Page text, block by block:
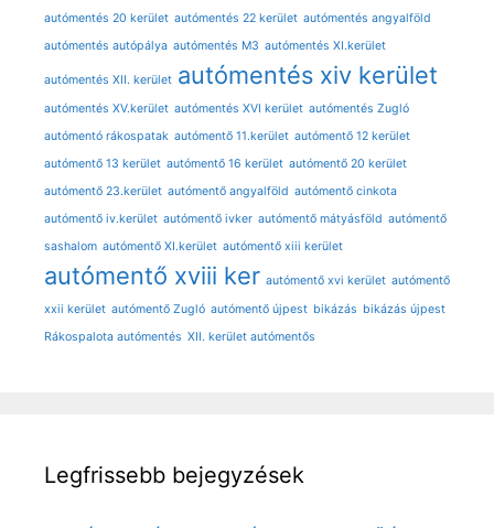
autómentés 20 kerület autómentés 22 kerület autómentés angyalföld
autómentés autópálya autómentés M3 autómentés XI.kerület
autómentés XII. kerület autómentés xiv kerület
autómentés XV.kerület autómentés XVI kerület autómentés Zugló
autómentó rákospatak autómentő 11.kerület autómentő 12 kerület
autómentő 13 kerület autómentő 16 kerület autómentő 20 kerület
autómentő 23.kerület autómentő angyalföld autómentő cinkota
autómentő iv.kerület autómentő ivker autómentő mátyásföld autómentő
sashalom autómentő XI.kerület autómentő xiii kerület
autómentő xviii ker autómentő xvi kerület autómentő
xxii kerület autómentő Zugló autómentő újpest bikázás bikázás újpest
Rákospalota autómentés XII. kerület autómentős
Legfrissebb bejegyzések